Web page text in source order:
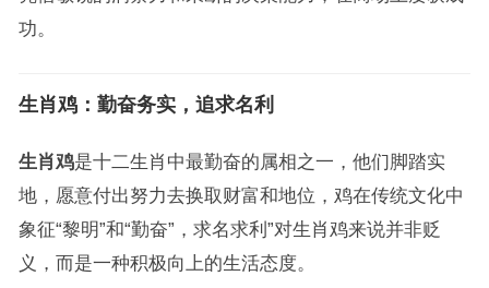
功。
生肖鸡：勤奋务实，追求名利
生肖鸡是十二生肖中最勤奋的属相之一，他们脚踏实
地，愿意付出努力去换取财富和地位，鸡在传统文化中
象征“黎明”和“勤奋”，求名求利”对生肖鸡来说并非贬
义，而是一种积极向上的生活态度。